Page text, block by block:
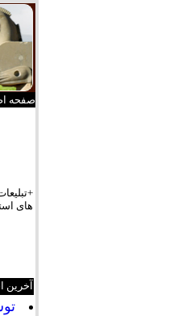
صفحه
های استثنائی
آخرین